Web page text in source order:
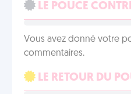
LE POUCE
Vous avez donné votre
commentaires.
LE RETOUR DU